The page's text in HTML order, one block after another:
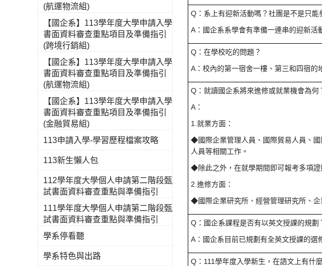
Q：系上有迎新活動嗎？社團是不是只能
A：國企系系學會有準備一連串的迎新活
Q：在學校吃的問題？
A：校內的第一宿舍一樓、第三和四宿的
Q：就讀國企系將來進修或就業機會為何
A：
1.就業方面：
◆國際企業管理人員、國際貿易人員、
人員等相關工作。
◆除此之外，在就學期間即可報考多項證
2.進修方面：
◆國際企業研究所、經營管理研究所、企
Q：國企系課程是否有以英文授課的規劃
A：國企系目前已規劃有全英文授課的選
Q：111學年度入學新生，在語文上有什
(航運物流組)
【國企系】113學年度大學申請入學
書面資料審查重點項目及準備指引
(跨境行銷組)
【國企系】113學年度大學申請入學
書面資料審查重點項目及準備指引
(航運物流組)
【國企系】113學年度大學申請入學
書面資料審查重點項目及準備指引
(金融貿易組)
113申請入學-學習歷程檔案攻略
113新生懶人包
112學年度大學個人申請第二階段甄
試書面資料審查重點與準備指引
111學年度大學個人申請第二階段甄
試書面資料審查重點與準備指引
學系停看聽
學系特色與出路